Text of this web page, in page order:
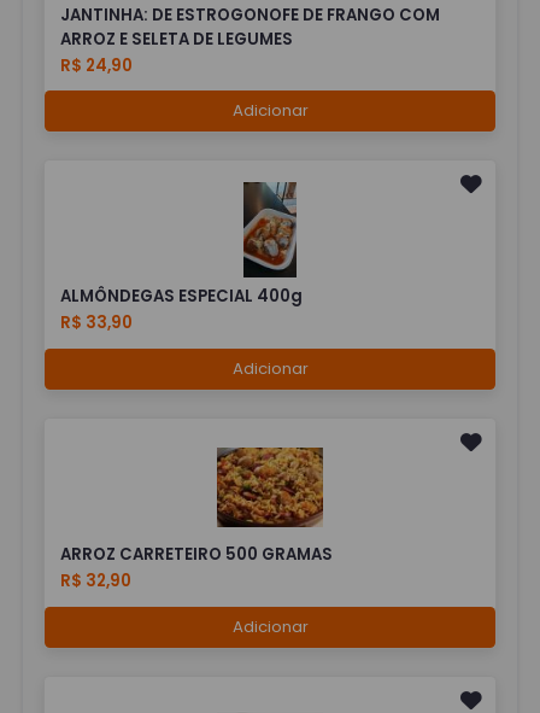
JANTINHA: DE ESTROGONOFE DE FRANGO COM
ARROZ E SELETA DE LEGUMES
R$ 24,90
Adicionar
ALMÔNDEGAS ESPECIAL 400g
R$ 33,90
Adicionar
ARROZ CARRETEIRO 500 GRAMAS
R$ 32,90
Adicionar